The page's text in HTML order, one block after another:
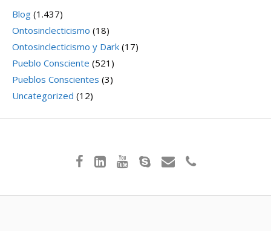
Blog (1.437)
Ontosinclecticismo (18)
Ontosinclecticismo y Dark (17)
Pueblo Consciente (521)
Pueblos Conscientes (3)
Uncategorized (12)